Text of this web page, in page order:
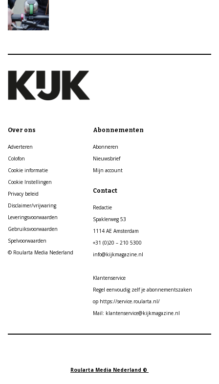
Over ons
Adverteren
Colofon
Cookie informatie
Cookie Instellingen
Privacy beleid
Disclaimer/vrijwaring
Leveringsvoorwaarden
Gebruiksvoorwaarden
Spelvoorwaarden
© Roularta Media Nederland
Abonnementen
Abonneren
Nieuwsbrief
Mijn account
Contact
Redactie
Spaklerweg 53
1114 AE Amsterdam
+31 (0)20 – 210 5300
info@kijkmagazine.nl
Klantenservice
Regel eenvoudig zelf je abonnementszaken
op https://service.roularta.nl/
Mail: klantenservice@kijkmagazine.nl
Roularta Media Nederland ©